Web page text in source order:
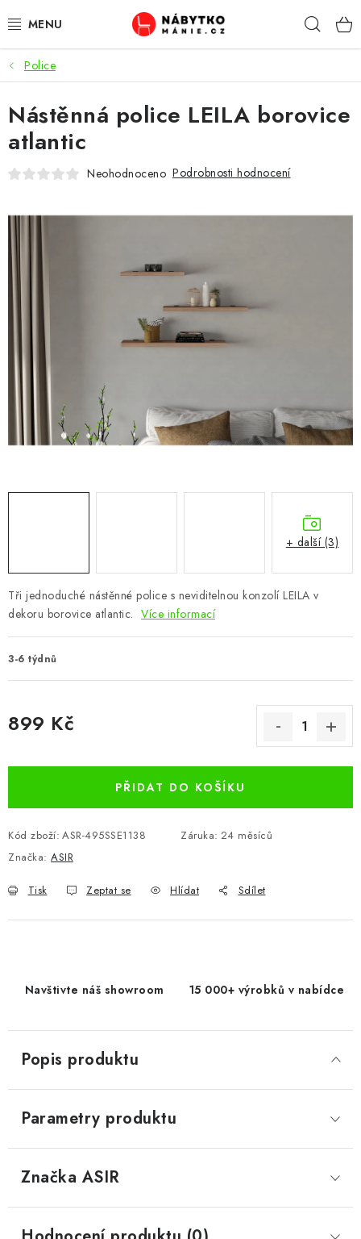
na
OBÝVACÍ POKOJ
KUCHYŇ A JÍDELNA
LOŽNICE
KANCELÁŘ / PRACOVNA
KOUPELNA A WC
PŘEDSÍŇ
CHOVATELSKÉ POTŘEBY
DOPLŇKY A DEKORACE
ZAHRADA
OSTATNÍ
VÝPRODEJ
Vše o nákupu Info
Reklamace a odstoupení od smlouvy
Police
Tři jednoduché nástěnné police s neviditelnou konzolí LEILA v
dekoru borovice atlantic. Více informací
3-6 týdnů
899 Kč
PŘIDAT DO KOŠÍKU
Kód zboží: ASR-495SSE1138 Záruka: 24 měsíců
Značka: ASIR
Tisk Zeptat se Hlídat Sdílet
Nástěnná police LEILA borovice
atlantic
Neohodnoceno Podrobnosti hodnocení
+ další (3)
Navštivte náš showroom 15 000+ výrobků v nabídce
Popis produktu
Parametry produktu
Značka ASIR